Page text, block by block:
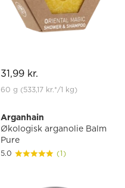
31,99 kr.
60 g (533,17 kr.*/1 kg)
Arganhain
Økologisk arganolie Balm
Pure
5.0 (1)